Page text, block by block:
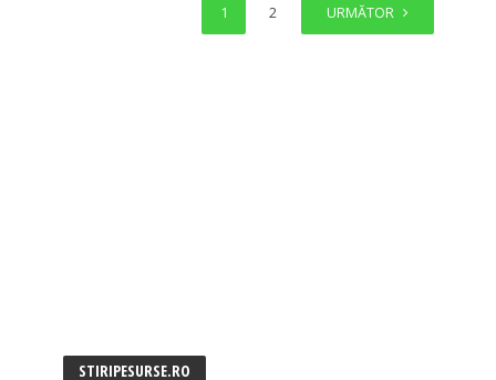
1 2 URMĂTOR
STIRIPESURSE.RO